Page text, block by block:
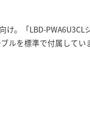
け。「LBD-
ルを標準で付属して